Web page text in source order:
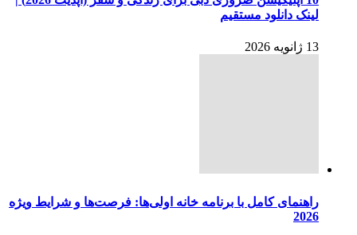
لینک دانلود مستقیم
13 ژانویه 2026
راهنمای کامل با برنامه خانه اولی‌ها: فرصت‌ها و شرایط ویژه
2026